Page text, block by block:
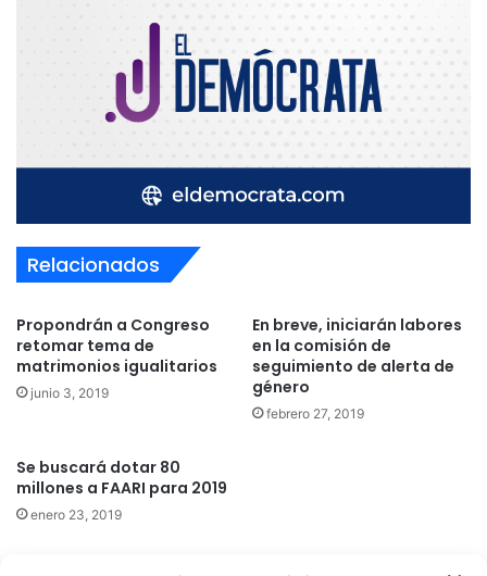
Relacionados
Propondrán a Congreso
retomar tema de
matrimonios igualitarios
junio 3, 2019
En breve, iniciarán labores
en la comisión de
seguimiento de alerta de
género
febrero 27, 2019
Se buscará dotar 80
millones a FAARI para 2019
enero 23, 2019